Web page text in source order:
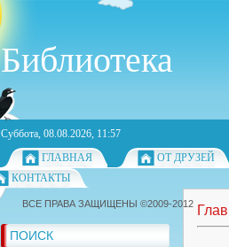
Библиотека
Суббота, 08.08.2026, 11:57
ГЛАВНАЯ
ОТ ДРУЗЕЙ
КОНТАКТЫ
ПОИСК
ВСЕ ПРАВА ЗАЩИЩЕНЫ ©2009-2012